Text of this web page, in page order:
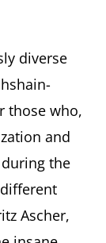
diverse
those who,
and
the
Ascher,